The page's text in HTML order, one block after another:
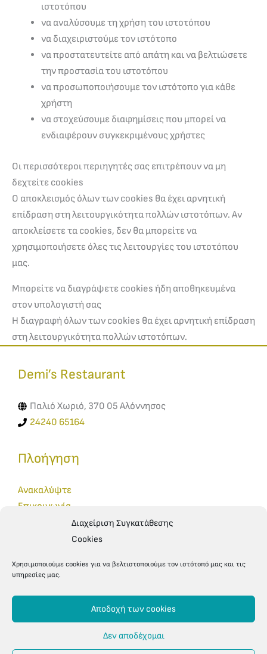
Διαχείριση Συγκατάθεσης
Cookies
Χρησιμοποιούμε cookies για να βελτιστοποιούμε τον ιστότοπό μας και τις
υπηρεσίες μας.
Αποδοχή των cookies
Δεν αποδέχομαι
ιστοτόπου
να αναλύσουμε τη χρήση του ιστοτόπου
να διαχειριστούμε τον ιστότοπο
να προστατευτείτε από απάτη και να βελτιώσετε
την προστασία του ιστοτόπου
να προσωποποιήσουμε τον ιστότοπο για κάθε
χρήστη
να στοχεύσουμε διαφημίσεις που μπορεί να
ενδιαφέρουν συγκεκριμένους χρήστες
Οι περισσότεροι περιηγητές σας επιτρέπουν να μη
δεχτείτε cookies
Ο αποκλεισμός όλων των cookies θα έχει αρνητική
επίδραση στη λειτουργικότητα πολλών ιστοτόπων. Αν
αποκλείσετε τα cookies, δεν θα μπορείτε να
χρησιμοποιήσετε όλες τις λειτουργίες του ιστοτόπου
μας.
Μπορείτε να διαγράψετε cookies ήδη αποθηκευμένα
στον υπολογιστή σας
Η διαγραφή όλων των cookies θα έχει αρνητική επίδραση
στη λειτουργικότητα πολλών ιστοτόπων.
Demi’s Restaurant​
Παλιό Χωριό, 370 05 Αλόννησος
24240 65164
Πλοήγηση
Ανακαλύψτε
Επικοινωνία
© 2026 Demi's Restaurant Alonnisos | Designed and